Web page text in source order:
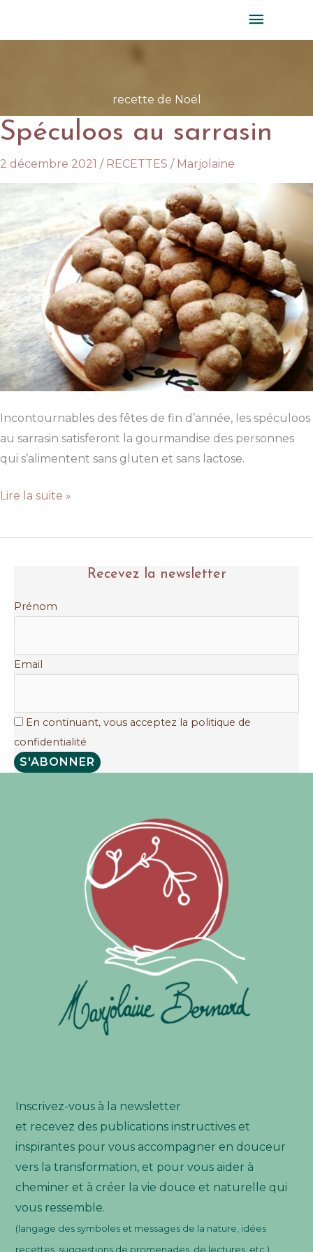
MENU
recette de Noël
Spéculoos au sarrasin
2 décembre 2021 / RECETTES / Marjolaine
Incontournables des fêtes de fin d’année, les spéculoos
au sarrasin satisferont la gourmandise des personnes
qui s’alimentent sans gluten et sans lactose.
Spéculoos
sarrasin
Lire la suite »
Recevez la newsletter
Prénom
Email
En continuant, vous acceptez la politique de
confidentialité
Inscrivez-vous à la newsletter
et recevez des publications instructives et
inspirantes pour vous accompagner en douceur
vers la transformation, et pour vous aider à
cheminer et à créer la vie douce et naturelle qui
vous ressemble.
(langage des symboles et messages de la nature, idées
recettes, suggestions de promenades, de lectures, etc.)